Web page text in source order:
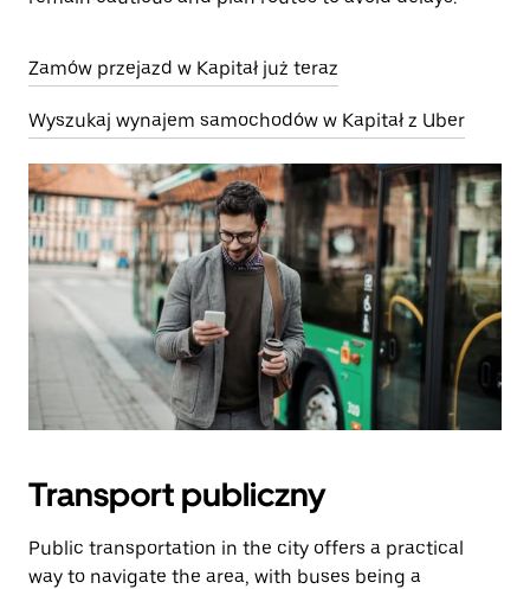
Zamów przejazd w Kapitał już teraz
Wyszukaj wynajem samochodów w Kapitał z Uber
Transport publiczny
Public transportation in the city offers a practical
way to navigate the area, with buses being a